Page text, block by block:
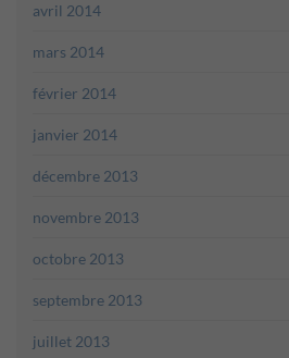
avril 2014
mars 2014
février 2014
janvier 2014
décembre 2013
novembre 2013
octobre 2013
septembre 2013
juillet 2013